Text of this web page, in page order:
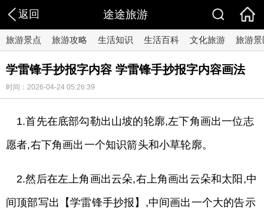
返回 途途旅游
旅游景点 旅游攻略 生活知识 生活百科 文化旅游 旅游景
学雷锋手抄报字内容 学雷锋手抄报字内容画法
时间：2026-04-24 05:26:39
1.首先在底部勾勒出山坡的轮廓,左下角画出一位志
愿者,右下角画出一个知识箭头和小草轮廓。
2.然后在左上角画出云朵,右上角画出云朵和太阳,中
间顶部写出【学雷锋手抄报】,中间画出一个大的告示